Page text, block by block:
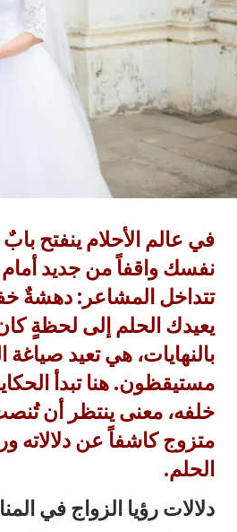
في عالم الأحلام ينفتح
نفسك واقفاً من جديد
تتداخل المشاعر: دهشةٌ
يعيدك الحلم إلى لحظةٍ
بالنهايات، هي تعيد
مستيقظون. هنا تبدأ
خلفه، معنى ينتظر أن
متزوجكاشفاً عن دلالاته
الحلم.
دلالات رؤيا الزواج في